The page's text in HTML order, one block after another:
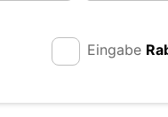
Eingabe